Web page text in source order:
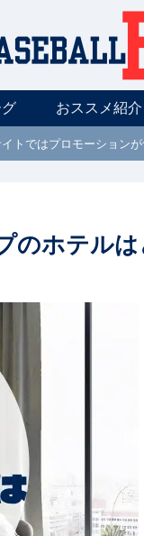
おススメ紹介
トではプロモーション
のホテル